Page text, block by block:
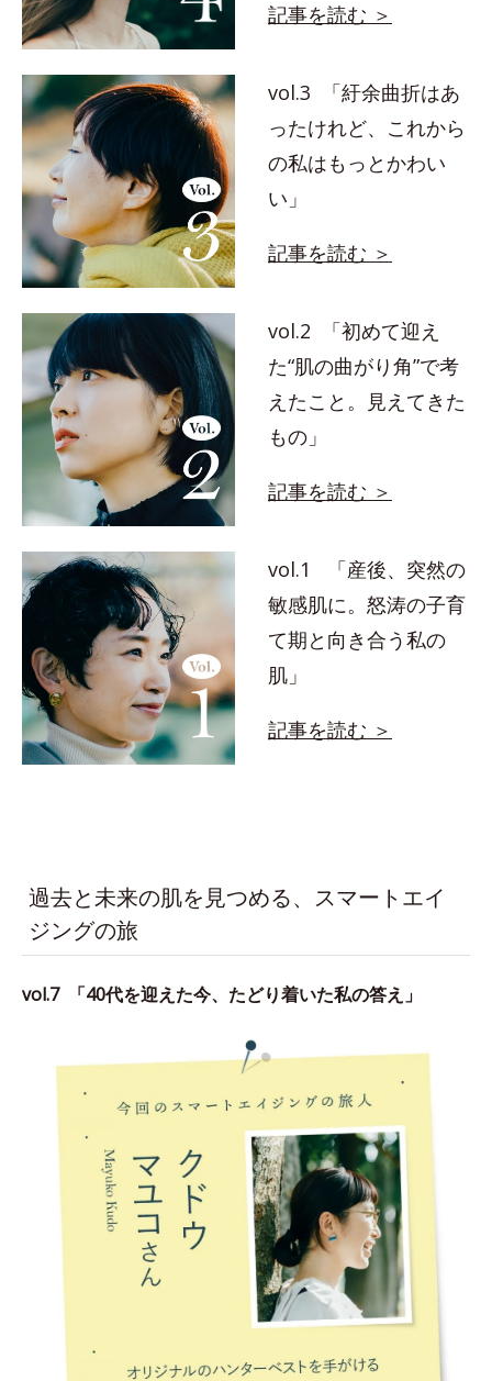
記事を読む ＞
vol.3 「紆余曲折はあ
ったけれど、これから
の私はもっとかわい
い」
記事を読む ＞
vol.2 「初めて迎え
た“肌の曲がり角”で考
えたこと。見えてきた
もの」
記事を読む ＞
vol.1 「産後、突然の
敏感肌に。怒涛の子育
て期と向き合う私の
肌」
記事を読む ＞
過去と未来の肌を見つめる、スマートエイ
ジングの旅
vol.7 「40代を迎えた今、たどり着いた私の答え 」